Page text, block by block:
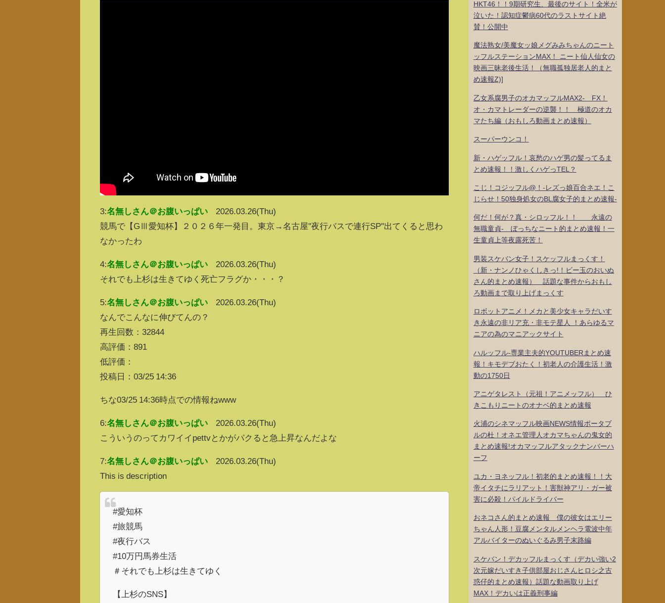
3:名無しさん＠お腹いっぱい
2026.03.26(Thu)
競馬で【GⅢ愛知杯】２０２６年一発目。東京→名古屋''夜行バスで連行SP''出てくると思わ
なかったわ
4:名無しさん＠お腹いっぱい
2026.03.26(Thu)
それでも上杉は生きてゆく死亡フラグか・・・？
5:名無しさん＠お腹いっぱい
2026.03.26(Thu)
なんでこんなに伸びてんの？
再生回数：32844
高評価：891
低評価：
投稿日：03/25 14:36
ちな03/25 14:36時点での情報ねwww
6:名無しさん＠お腹いっぱい
2026.03.26(Thu)
こういうのってカワイイpettvとかがパクると急上昇なんだよな
7:名無しさん＠お腹いっぱい
2026.03.26(Thu)
This is description
#愛知杯
#旅競馬
#夜行バス
#10万円馬券生活
＃それでも上杉は生きてゆく
【上杉のSNS】
HKT46！！9期研究生、最後のサイト！全米が
泣いた！認知症鬱病60代のラストサイト絶
賛！公開中
魔法熟女/美魔女ッ娘メグみみちゃんのニート
ッフルステーションMAX！ ニート仙人仙女の
映画三昧老後生活！（無職孤独居老人的まと
め速報Z)]
乙女系腐男子のオカマッフルMAX2- FX！
オ・カマトレーダーの逆襲！！ 極道のオカ
マたち編（おもしろ動画まとめ速報）
スーパーウンコ！
新・ハゲッフル！哀愁のハゲ男の髪ってるま
とめ速報！！激しくハゲっTEL？
こじ！コジッフル@！-レズっ娘百合ネエ！こ
じらせ！50独身処女のBL腐女子的まとめ速報-
何だ！何が？真・シロッフル！！ 永遠の
無職童貞- ぼっちなニート的まとめ速報！一
生童貞上等夜露死苦！
男装スケバン女子！スケッフルまっくす！
（新・ナンノひゃくしきっ!！ビー玉のおいぬ
さん的まとめ速報） 話題な事件からおもし
ろ動画まで取り上げまっくす
ロボットアニメ！メカと美少女キャラだいす
き永遠の非リア充・非モテ星人 ！あらゆるマ
ニアの為のマニアックサイト
ハルッフル-専業主夫的YOUTUBERまとめ速
報！キモデブおたく！初老人の介護生活！激
動の1750日
アニゲタレスト（元祖！アニメッフル） ひ
きこもりニートのオナベ的まとめ速報
火浦のシネマッフル映画NEWS情報ポータブ
ルの杜！オネエ管理人オカマちゃんの鬼女的
まとめ速報!オカマッフルアタックナンバーハ
ーフ
ユカ・ヨネッフル！初老的まとめ速報！！大
帝イタチにラリアット！害獣神アリ・ガー被
害に必殺！パイルドライバー
おネコさん的まとめ速報 僕の彼女はエリー
ちゃん人形！豆腐メンタルメンヘラ電波中年
アルバイターのぬいぐるみ男子末路編
スケバン！デカッフルまっくす（デカい強い2
次元嫁だいすき子供部屋おじさんヒロシ之古
惑仔的まとめ速報）話題な動画取り上げ
MAX！デカいは正義刑事編